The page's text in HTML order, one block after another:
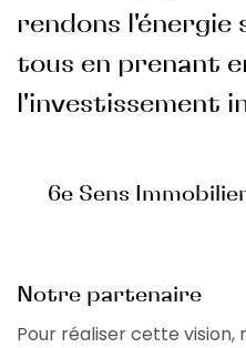
rendons l'énergie
tous en prenant
l'investissement
6e Sens
Notre partenaire
Pour réaliser cette vision,